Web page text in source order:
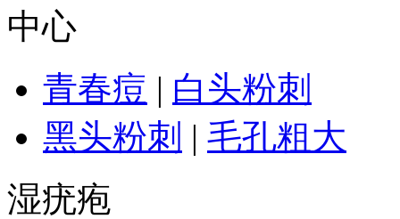
中心
青春痘 | 白头粉刺
黑头粉刺 | 毛孔粗大
湿疣疱